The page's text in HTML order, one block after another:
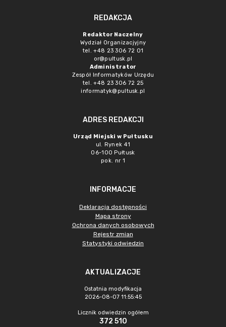
REDAKCJA
Redaktor Naczelny
Wydział Organizacjyjny
tel. +48 23 306 72 01
or@pultusk.pl
Administrator
Zespół Informatyków Urzędu
tel. +48 23 306 72 25
informatyk@pultusk.pl
ADRES REDAKCJI
Urząd Miejski w Pułtusku
ul. Rynek 41
06-100 Pułtusk
pok. nr 1
INFORMACJE
Deklaracja dostępności
Mapa strony
Ochrona danych osobowych
Rejestr zmian
Statystyki odwiedzin
AKTUALIZACJE
Ostatnia modyfikacja
2026-08-07 11:55:45
Licznik odwiedzin ogółem
372 510